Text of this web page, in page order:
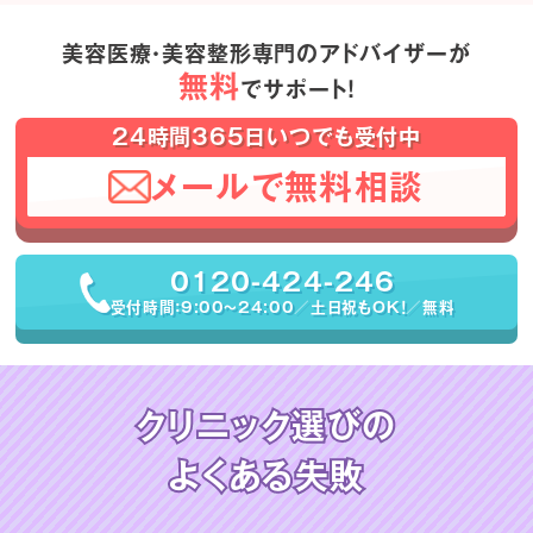
美容医療・美容整形専門のアドバイザーが
無料でサポート！
24時間365日いつでも受付中
メールで無料相談
0120-424-246
受付時間：9:00〜24:00／土日祝もOK！／無料
クリニック選びの
よくある失敗